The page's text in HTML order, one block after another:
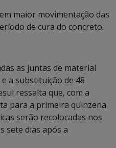
maior movimentação das
de cura do concreto.
as juntas de material
a substituição de 48
ressalta que, com a
para a primeira quinzena
serão recolocadas nos
sete dias após a